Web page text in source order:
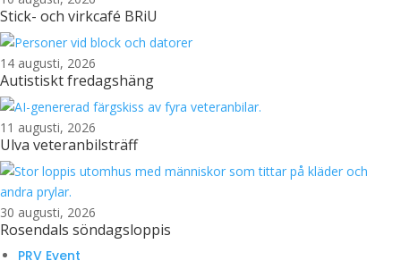
Stick- och virkcafé BRiU
14 augusti, 2026
Autistiskt fredagshäng
11 augusti, 2026
Ulva veteranbilsträff
30 augusti, 2026
Rosendals söndagsloppis
PRV Event